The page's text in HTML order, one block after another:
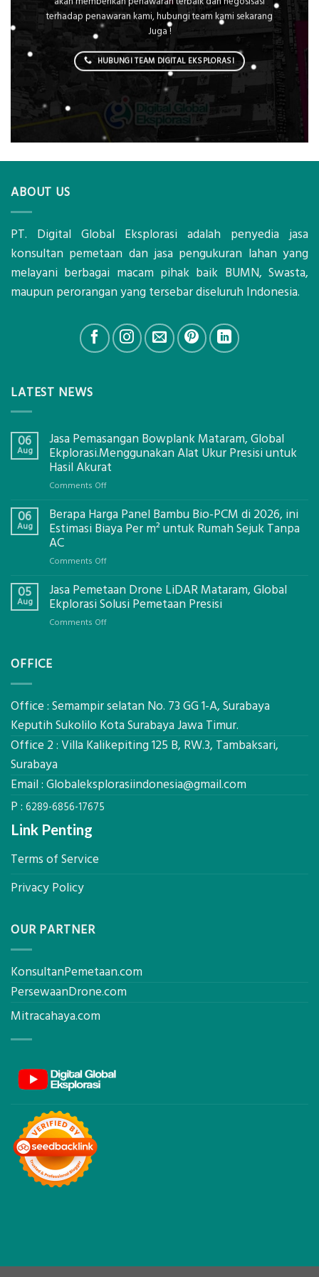
terhadap penawaran kami, hubungi team kami sekarang
Juga !
HUBUNGI TEAM DIGITAL EKSPLORASI
ABOUT US
PT. Digital Global Eksplorasi adalah penyedia jasa
konsultan pemetaan dan jasa pengukuran lahan yang
melayani berbagai macam pihak baik BUMN, Swasta,
maupun perorangan yang tersebar diseluruh Indonesia.
LATEST NEWS
06
Aug
Jasa Pemasangan Bowplank Mataram, Global
Ekplorasi.Menggunakan Alat Ukur Presisi untuk
Hasil Akurat
Comments Offon
Pemasangan
Bowplank
Ukur
Presisi
untuk
06
Aug
Berapa Harga Panel Bambu Bio-PCM di 2026, ini
Estimasi Biaya Per m² untuk Rumah Sejuk Tanpa
AC
Comments Offon
Harga
Panel
Biaya
Per
untuk
Sejuk
Tanpa
05
Aug
Jasa Pemetaan Drone LiDAR Mataram, Global
Ekplorasi Solusi Pemetaan Presisi
Comments Offon
Global
Solusi
Pemetaan
OFFICE
Office : Semampir selatan No. 73 GG 1-A, Surabaya
Keputih Sukolilo Kota Surabaya Jawa Timur.
Office 2 : Villa Kalikepiting 125 B, RW.3, Tambaksari,
Surabaya
Email : Globaleksplorasiindonesia@gmail.com
P : 6289-6856-17675
Link Penting
Terms of Service
Privacy Policy
OUR PARTNER
KonsultanPemetaan.com
PersewaanDrone.com
Mitracahaya.com